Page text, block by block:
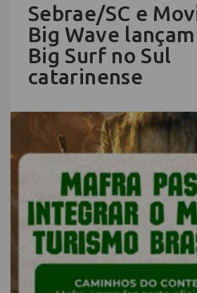
Sebrae/SC e
Big Wave
Big Surf no Sul
catarinense